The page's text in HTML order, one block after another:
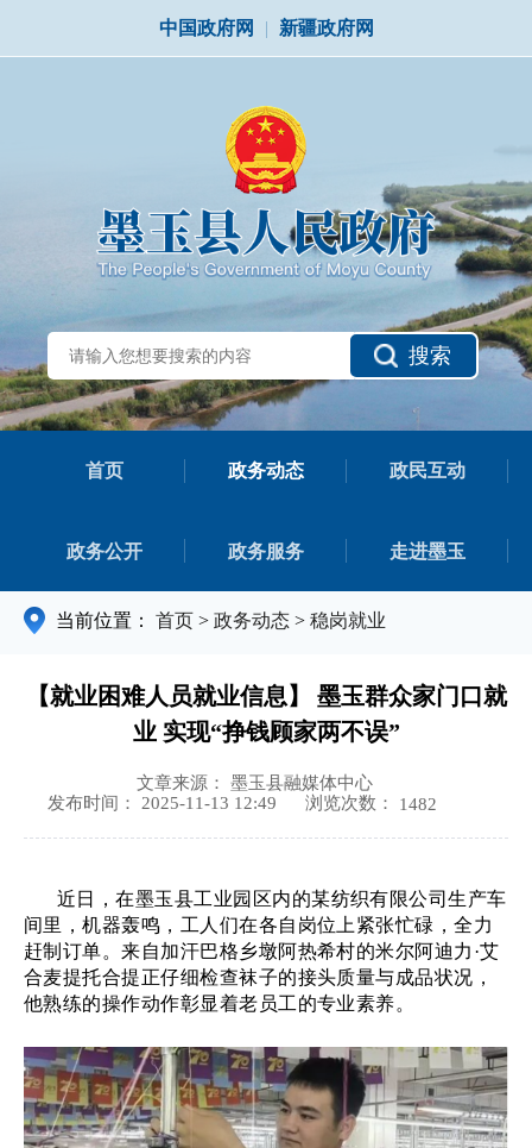
中国政府网 | 新疆政府网
搜索
首页 政务动态 政民互动
政务公开 政务服务 走进墨玉
当前位置： 首页 > 政务动态 > 稳岗就业
【就业困难人员就业信息】 墨玉群众家门口就
业 实现“挣钱顾家两不误”
文章来源： 墨玉县融媒体中心
发布时间： 2025-11-13 12:49
浏览次数： 1482
近日，在墨玉县工业园区内的某纺织有限公司生产车
间里，机器轰鸣，工人们在各自岗位上紧张忙碌，全力
赶制订单。来自加汗巴格乡墩阿热希村的米尔阿迪力 ·艾
合麦提托合提正仔细检查袜子的接头质量与成品状况，
他熟练的操作动作彰显着老员工的专业素养。